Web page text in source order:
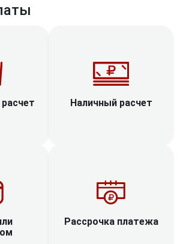
Наличный расчет
Рассрочка платежа